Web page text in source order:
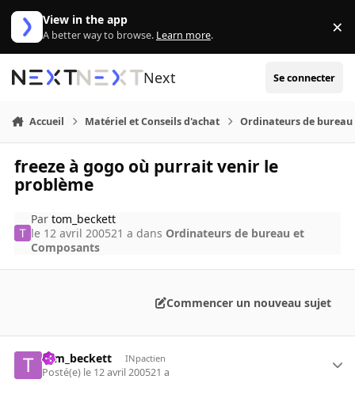
Aller au contenu
View in the app
A better way to browse. Learn more. ×
Next Se connecter
Accueil Matériel et Conseils d'achat Ordinateurs de bureau
freeze à gogo où purrait venir le
problème
Partom_beckett
le 12 avril 200521 a dans Ordinateurs de bureau et
Composants
Commencer un nouveau sujet
tom_beckett INpactien
Posté(e) le 12 avril 200521 a